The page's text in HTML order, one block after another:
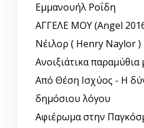
Εμμανουήλ Ροΐδη
ΑΓΓΕΛΕ ΜΟΥ (Angel
Νέιλορ ( Henry Naylor )
Ανοιξιάτικα
Από Θέση Ισχύος - Η
δημόσιου λόγου
Αφιέρωμα στην